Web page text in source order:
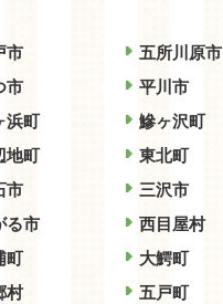
市
五所川原市
市
平川市
浜町
鰺ヶ沢町
地町
東北町
市
三沢市
る市
西目屋村
町
大鰐町
村
五戸町